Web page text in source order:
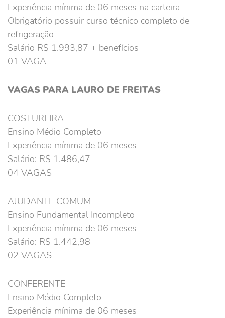
Experiência mínima de 06 meses na carteira
Obrigatório possuir curso técnico completo de
refrigeração
Salário R$ 1.993,87 + benefícios
01 VAGA
VAGAS PARA LAURO DE FREITAS
COSTUREIRA
Ensino Médio Completo
Experiência mínima de 06 meses
Salário: R$ 1.486,47
04 VAGAS
AJUDANTE COMUM
Ensino Fundamental Incompleto
Experiência mínima de 06 meses
Salário: R$ 1.442,98
02 VAGAS
CONFERENTE
Ensino Médio Completo
Experiência mínima de 06 meses